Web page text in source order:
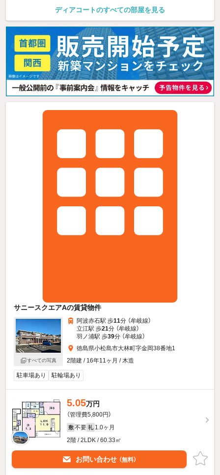
ディアコートのすべての部屋を見る
サニースクエアAの賃貸物件
すべての写真
阿波赤石駅 歩11分 （牟岐線）
立江駅 歩21分 （牟岐線）
羽ノ浦駅 歩39分 （牟岐線）
徳島県小松島市大林町字金岡38番地1
2階建 / 16年11ヶ月 / 木造
駐車場あり 駐輪場あり
5.05万円
（管理費5,800円）
敷 不要 礼 1.0ヶ月
2階 / 2LDK / 60.33㎡
お問い合わせ （無料）